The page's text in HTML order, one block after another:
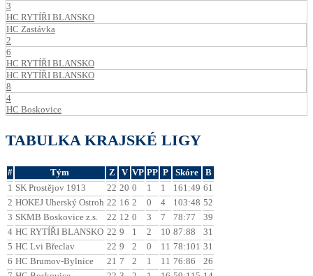
3
HC RYTÍŘI BLANSKO
HC Zastávka
2
6
HC RYTÍŘI BLANSKO
HC RYTÍŘI BLANSKO
8
4
HC Boskovice
TABULKA KRAJSKÉ LIGY
# Tým Z V VP PP P Skóre
B
1 SK Prostějov 1913 22 20 0 1 1 161:49 61
2 HOKEJ Uherský Ostroh 22 16 2 0 4 103:48 52
3 SKMB Boskovice z.s. 22 12 0 3 7 78:77
39
4 HC RYTÍŘI BLANSKO 22 9 1 2 10 87:88
31
5 HC Lvi Břeclav 22 9 2 0 11 78:101 31
6 HC Brumov-Bylnice 21 7 2 1 11 76:86
26